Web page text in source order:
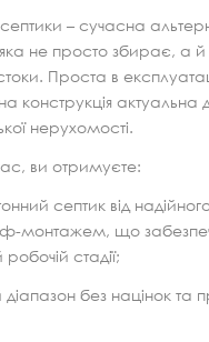
септики – сучасна
не просто збирає, а
Проста в
конструкція актуальна
нерухомості.
ви отримуєте:
септик від
монтажем, що
робочій стадії;
діапазон без націнок та